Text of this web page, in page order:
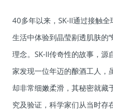
40多年以来，SK-II通过接触
生活中体验到晶莹剔透肌肤的
理念。SK-II传奇性的故事，源
家发现一位年迈的酿酒工人，
却非常细嫩柔滑，其秘密就藏
究及验证，科学家们从当时存